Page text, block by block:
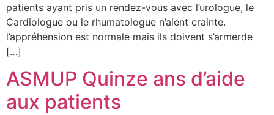
patients ayant pris un rendez-vous avec l’urologue, le
Cardiologue ou le rhumatologue n’aient crainte.
l’appréhension est normale mais ils doivent s’armerde
[…]
ASMUP Quinze ans d’aide
aux patients